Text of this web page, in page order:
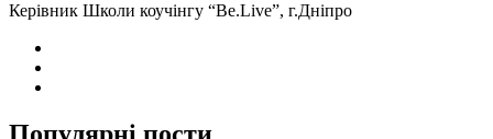
Керівник Школи коучінгу “Be.Live”, г.Дніпро